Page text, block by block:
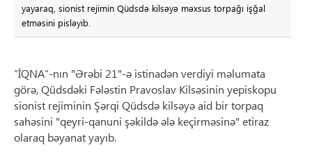
yayaraq, sionist rejimin Qüdsdə kilsəyə məxsus torpağı işğal
etməsini pisləyib.
“İQNA”-nın "Ərəbi 21"-ə istinadən verdiyi məlumata
görə, Qüdsdəki Fələstin Pravoslav Kilsəsinin yepiskopu
sionist rejiminin Şərqi Qüdsdə kilsəyə aid bir torpaq
sahəsini "qeyri-qanuni şəkildə ələ keçirməsinə" etiraz
olaraq bəyanat yayıb.